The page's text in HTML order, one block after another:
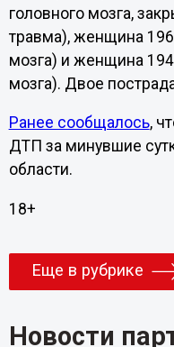
головного мозга,
травма), женщина
мозга) и женщина
мозга). Двое
Ранее сообщалось,
ДТП за минувшие
области.
18+
Еще в рубрике
Новости